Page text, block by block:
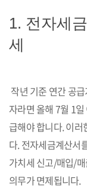
1. 전자세
세
작년 기준 연간 공
자라면 올해 7월 1
급해야 합니다. 이
다. 전자세금계산서
가치세 신고/매입/
의무가 면제됩니다.